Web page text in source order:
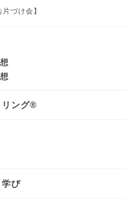
づけ会】
リング®
び